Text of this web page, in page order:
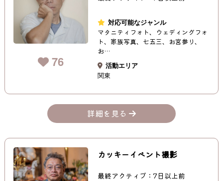
76
対応可能なジャンル
マタニティフォト、ウェディングフォ
ト、家族写真、七五三、お宮参り、
お…
活動エリア
関東
詳細を見る
カッキーイベント撮影
最終アクティブ：7日以上前